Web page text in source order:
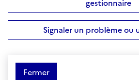
gestionnaire
Signaler un problème ou
Fermer